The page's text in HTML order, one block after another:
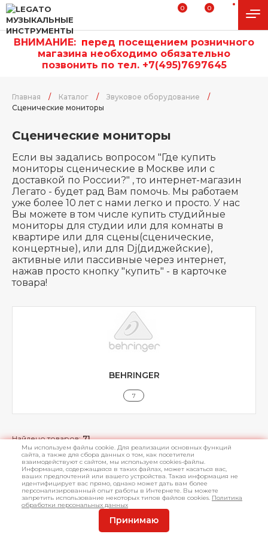
0 0
ВНИМАНИЕ: перед посещением розничного
магазина необходимо обязательно
позвонить по тел. +7(495)7697645
Главная / Каталог / Звуковое оборудование
/
Сценические мониторы
Сценические мониторы
Если вы задались вопросом "Где купить
мониторы сценические в Москве или с
доставкой по России?" , то интернет-магазин
Легато - будет рад Вам помочь. Мы работаем
уже более 10 лет с нами легко и просто. У нас
Вы можете в том числе купить студийные
мониторы для студии или для комнаты в
квартире или для сцены(сценические,
концертные), или для Dj(диджейские),
активные или пассивные через интернет,
нажав просто кнопку "купить" - в карточке
товара!
BEHRINGER
7
Найдено товаров:71
Сортировать по:
Мы используем файлы cookie. Для реализации основных функций
сайта, а также для сбора данных о том, как посетители
взаимодействуют с сайтом, мы используем cookies-файлы.
Информация, содержащаяся в таких файлах, может касаться вас,
ваших предпочтений или вашего устройства. Такая информация не
идентифицирует вас прямо, однако может дать вам более
персонализированный опыт работы в Интернете. Вы можете
запретить использование некоторых типов файлов cookies. Политика
обработки персональных данных
Принимаю